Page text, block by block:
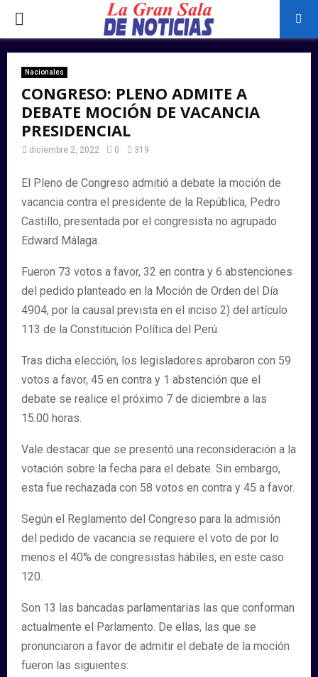
PRIMARY
MENU
Nacionales
CONGRESO: PLENO ADMITE A
DEBATE MOCIÓN DE VACANCIA
PRESIDENCIAL
diciembre 2, 2022 0 319
El Pleno de Congreso admitió a debate la moción de
vacancia contra el presidente de la República, Pedro
Castillo, presentada por el congresista no agrupado
Edward Málaga.
Fueron 73 votos a favor, 32 en contra y 6 abstenciones
del pedido planteado en la Moción de Orden del Día
4904, por la causal prevista en el inciso 2) del artículo
113 de la Constitución Política del Perú.
Tras dicha elección, los legisladores aprobaron con 59
votos a favor, 45 en contra y 1 abstención que el
debate se realice el próximo 7 de diciembre a las
15.00 horas.
Vale destacar que se presentó una reconsideración a la
votación sobre la fecha para el debate. Sin embargo,
esta fue rechazada con 58 votos en contra y 45 a favor.
Según el Reglamento del Congreso para la admisión
del pedido de vacancia se requiere el voto de por lo
menos el 40% de congresistas hábiles, en este caso
120.
Son 13 las bancadas parlamentarias las que conforman
actualmente el Parlamento. De ellas, las que se
pronunciaron a favor de admitir el debate de la moción
fueron las siguientes: